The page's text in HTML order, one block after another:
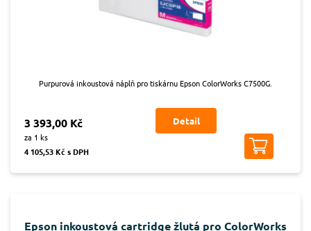
Purpurová inkoustová náplň pro tiskárnu Epson ColorWorks C7500G.
3 393,00 Kč
za 1 ks
4 105,53 Kč s DPH
Detail
Epson inkoustová cartridge žlutá pro ColorWorks